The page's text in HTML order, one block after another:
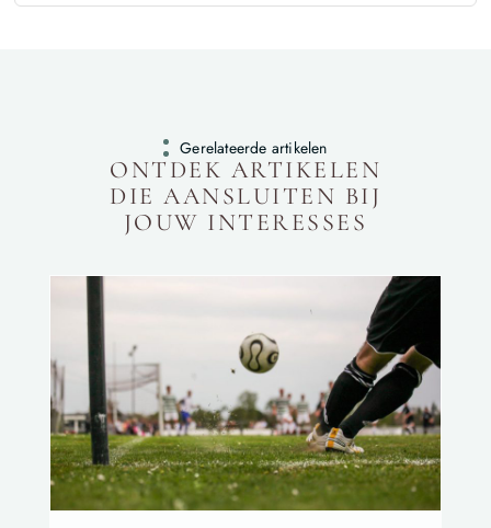
Gerelateerde artikelen
ONTDEK ARTIKELEN
DIE AANSLUITEN BIJ
JOUW INTERESSES